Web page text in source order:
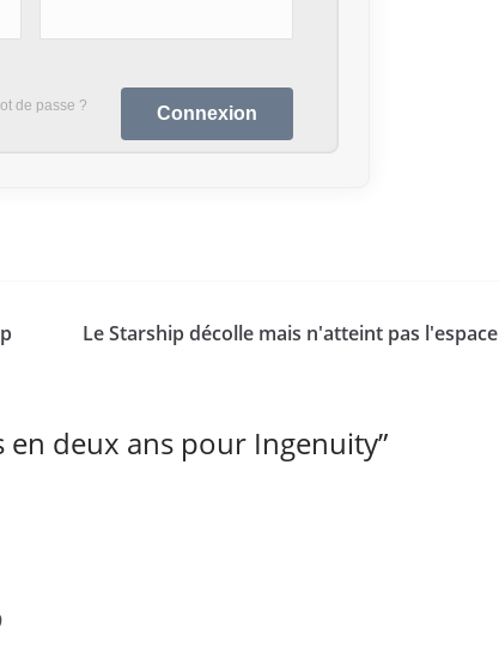
de passe ?
Le Starship décolle mais n'atteint pas l'espace
en deux ans pour Ingenuity”